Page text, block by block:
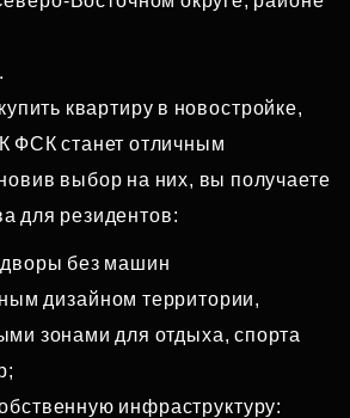
квартиру в новостройке,
ФСК станет отличным
выбор на них, вы получаете
для резидентов:
без машин
дизайном территории,
зонами для отдыха, спорта
инфраструктуру: